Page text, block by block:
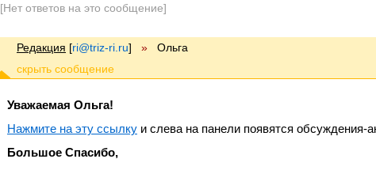
[Нет ответов на это сообщение]
Редакция [ri@triz-ri.ru] » Ольга
Уважаемая Ольга!
Нажмите на эту ссылку и слева на панели появятся обсуждения-
Большое Спасибо,